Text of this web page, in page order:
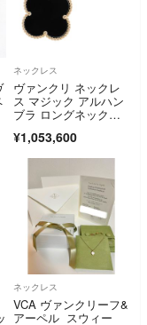
ネックレス
ヴァンクリ ネックレ
ス マジック アルハン
ブラ ロングネックレ
ス K18YGイエローゴ
ールド VCARO49M00
¥1,053,600
ネックレス
VCA ヴァンクリーフ&
アーペル スウィー